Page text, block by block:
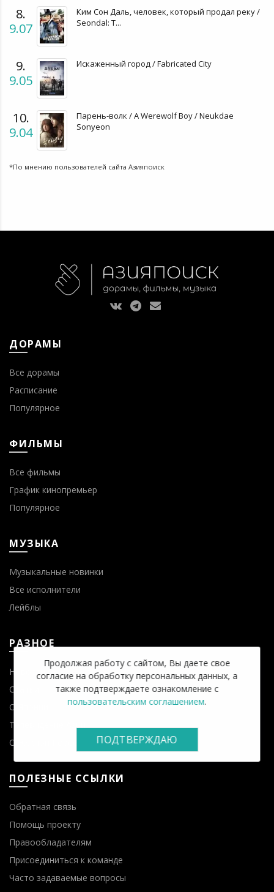
8.
9.07
Ким Сон Даль, человек, который продал реку /
Seondal: T...
9.
9.05
Искаженный город / Fabricated City
10.
9.04
Парень-волк / A Werewolf Boy / Neukdae
Sonyeon
*По мнению пользователей сайта Азияпоиск
ДОРАМЫ
Все дорамы
Расписание
Популярное
ФИЛЬМЫ
Все фильмы
График кинопремьер
Популярное
МУЗЫКА
Музыкальные новинки
Все исполнители
Лейблы
РАЗНОЕ
Новости
Статьи
О Японии
Телевидение Азии
О Южной Корее
ПОЛЕЗНЫЕ ССЫЛКИ
Обратная связь
Помощь проекту
Правообладателям
Присоединиться к команде
Часто задаваемые вопросы
Продолжая работу с сайтом, Вы даете свое
согласие на обработку персональных данных, а
также подтверждаете ознакомление с
пользовательским соглашением.
ПОДТВЕРЖДАЮ